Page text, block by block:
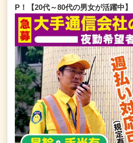
P！【20代～80代の男女が活躍中】